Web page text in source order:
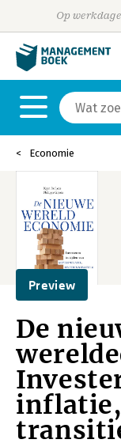
Op
Economie
Preview
De